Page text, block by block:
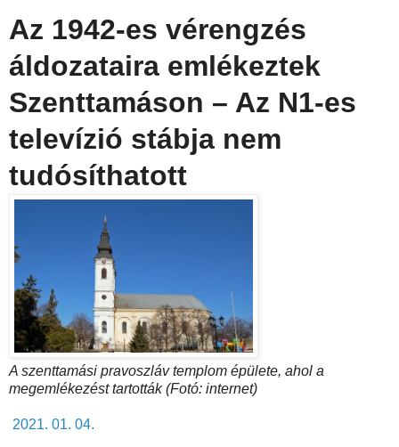
Az 1942-es vérengzés
áldozataira emlékeztek
Szenttamáson – Az N1-es
televízió stábja nem
tudósíthatott
A szenttamási pravoszláv templom épülete, ahol a
megemlékezést tartották (Fotó: internet)
2021. 01. 04.